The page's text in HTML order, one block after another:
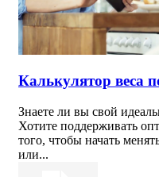
Калькулятор веса
Знаете ли вы свой
Хотите поддерживать
того, чтобы начать
или...